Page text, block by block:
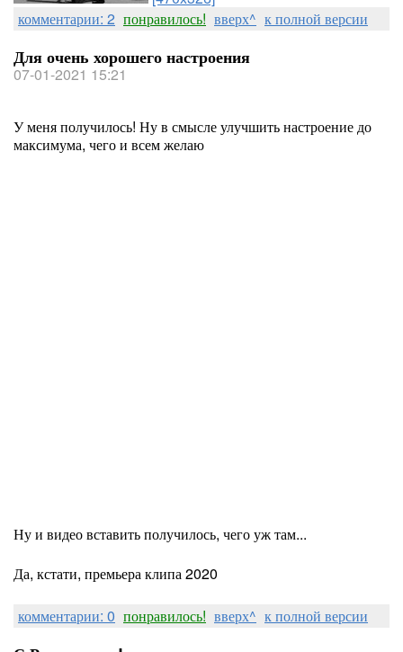
комментарии: 2 понравилось! вверх^ к полной версии
Для очень хорошего настроения
07-01-2021 15:21
У меня получилось! Ну в смысле улучшить настроение до
максимума, чего и всем желаю
Ну и видео вставить получилось, чего уж там...
Да, кстати, премьера клипа 2020
комментарии: 0 понравилось! вверх^ к полной версии